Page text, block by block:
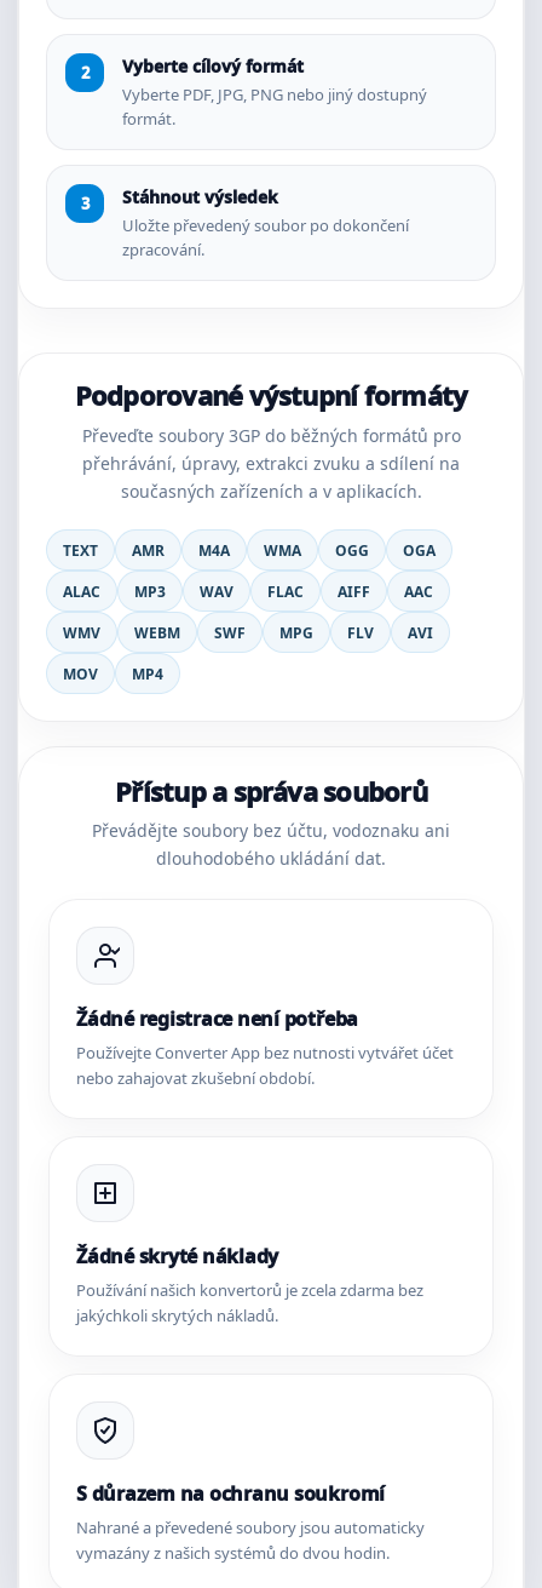
Vyberte cílový formát
Vyberte PDF, JPG, PNG nebo jiný dostupný
formát.
Stáhnout výsledek
Uložte převedený soubor po dokončení
zpracování.
Podporované výstupní formáty
Převeďte soubory 3GP do běžných formátů pro
přehrávání, úpravy, extrakci zvuku a sdílení na
současných zařízeních a v aplikacích.
TEXT AMR M4A WMA OGG
OGA
ALAC
MP3 WAV FLAC AIFF
AAC
WMV
WEBM SWF MPG FLV
AVI
MOV
MP4
Přístup a správa souborů
Převádějte soubory bez účtu, vodoznaku ani
dlouhodobého ukládání dat.
Žádné registrace není potřeba
Používejte Converter App bez nutnosti vytvářet účet
nebo zahajovat zkušební období.
Žádné skryté náklady
Používání našich konvertorů je zcela zdarma bez
jakýchkoli skrytých nákladů.
S důrazem na ochranu soukromí
Nahrané a převedené soubory jsou automaticky
vymazány z našich systémů do dvou hodin.